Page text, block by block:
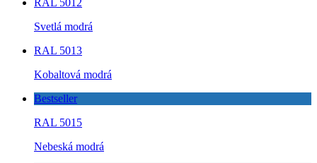
Svetlá modrá
RAL 5013
Kobaltová modrá
Bestseller
RAL 5015
Nebeská modrá